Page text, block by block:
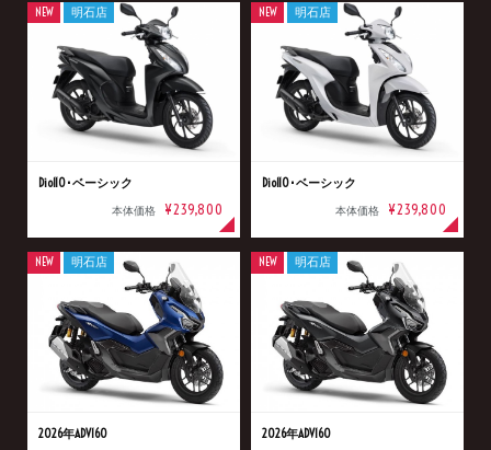
Dio110･ベーシック
本体価格 ¥239,800
NEW 明石店
Dio110･ベーシック
本体価格 ¥239,800
NEW 明石店
2026年ADV160
NEW 明石店
2026年ADV160
NEW 明石店